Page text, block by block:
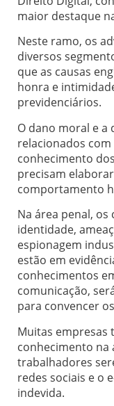
maior destaque
Neste ramo, os
diversos
que as causas
honra e
previdenciários.
O dano moral e a
relacionados
conhecimento
precisam
comportamento
Na área penal,
identidade,
espionagem
estão em
conhecimentos
comunicação,
para convencer
Muitas empresas
conhecimento na
trabalhadores
redes sociais e o
indevida.